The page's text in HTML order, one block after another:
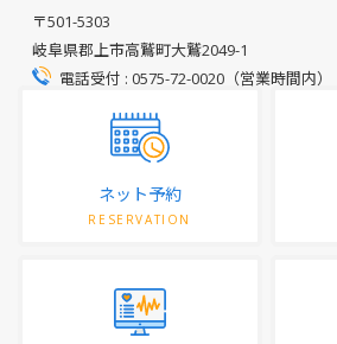
〒501-5303
岐阜県郡上市高鷲町大鷲2049-1
電話受付 : 0575-72-0020（営業時間内）
ネット予約
RESERVATION